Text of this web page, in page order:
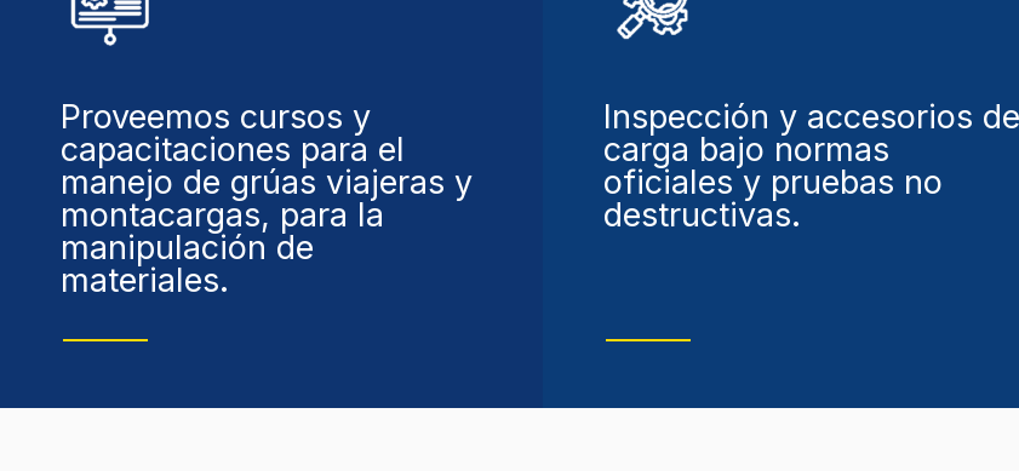
Proveemos cursos y
capacitaciones para el
manejo de grúas viajeras y
montacargas, para la
manipulación de
materiales.
Inspección y accesorios de
carga bajo normas
oficiales y pruebas no
destructivas.